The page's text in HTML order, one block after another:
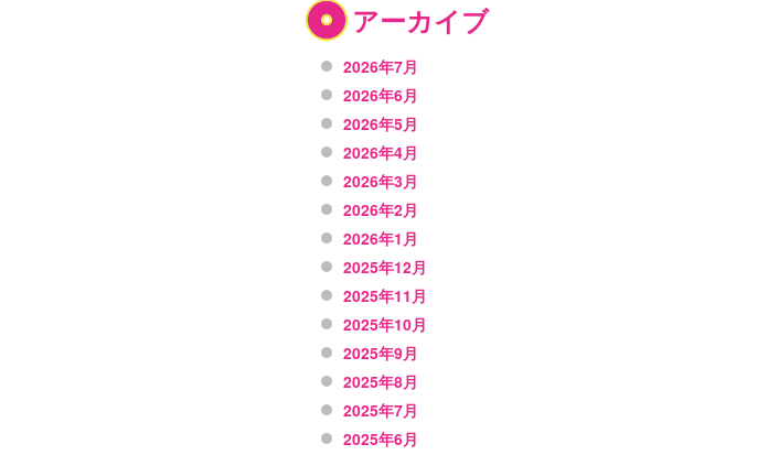
アーカイブ
2026年7月
2026年6月
2026年5月
2026年4月
2026年3月
2026年2月
2026年1月
2025年12月
2025年11月
2025年10月
2025年9月
2025年8月
2025年7月
2025年6月